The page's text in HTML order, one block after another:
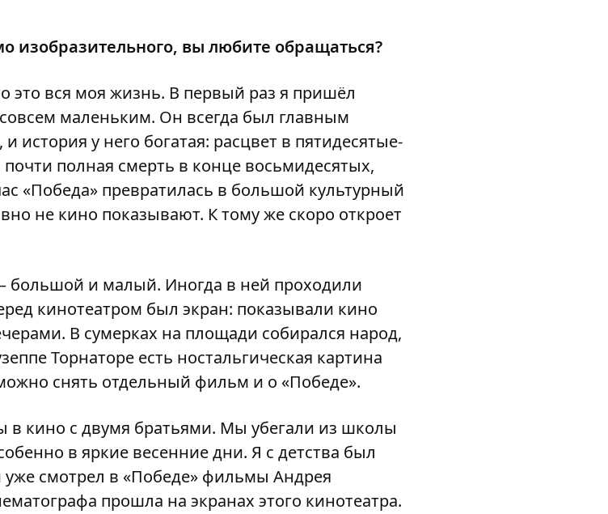
изобразительного, вы любите обращаться?
вся моя жизнь. В первый раз я пришёл
маленьким. Он всегда был главным
история у него богатая: расцвет в пятидесятые-
полная смерть в конце восьмидесятых,
«Победа» превратилась в большой культурный
не кино показывают. К тому же скоро откроет
большой и малый. Иногда в ней проходили
кинотеатром был экран: показывали кино
В сумерках на площади собирался народ,
Торнаторе есть ностальгическая картина
снять отдельный фильм и о «Победе».
кино с двумя братьями. Мы убегали из школы
в яркие весенние дни. Я с детства был
смотрел в «Победе» фильмы Андрея
прошла на экранах этого кинотеатра.